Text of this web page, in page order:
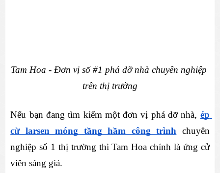
Tam Hoa - Đơn vị số #1 phá dỡ nhà chuyên nghiệp
trên thị trường
Nếu bạn đang tìm kiếm một đơn vị phá dỡ nhà, ép
cừ larsen móng tầng hầm công trình chuyên
nghiệp số 1 thị trường thì Tam Hoa chính là ứng cử
viên sáng giá.